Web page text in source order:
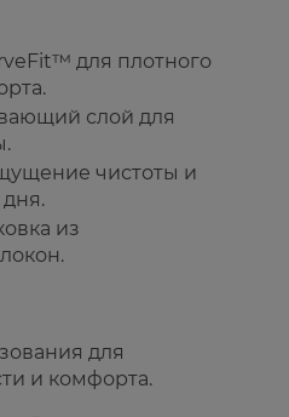
для плотного
слой для
чистоты и
из
для
и комфорта.